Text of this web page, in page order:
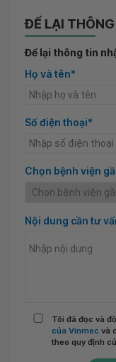
ĐỂ LẠI
Để lại thông tin
Họ và tên*
Số điện thoại*
Chọn bệnh viện
Nội dung cần tư
Tôi đã đọc và
của Vinmec và
theo quy định